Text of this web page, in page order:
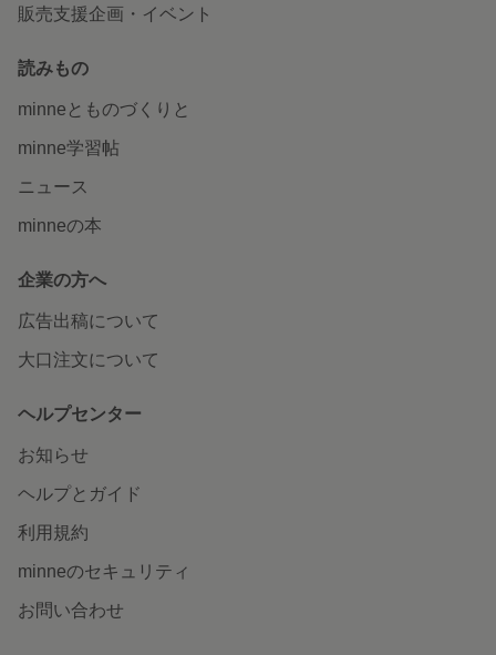
販売支援企画・イベント
読みもの
minneとものづくりと
minne学習帖
ニュース
minneの本
企業の方へ
広告出稿について
大口注文について
ヘルプセンター
お知らせ
ヘルプとガイド
利用規約
minneのセキュリティ
お問い合わせ